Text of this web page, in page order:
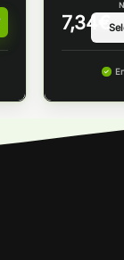
7,34 €